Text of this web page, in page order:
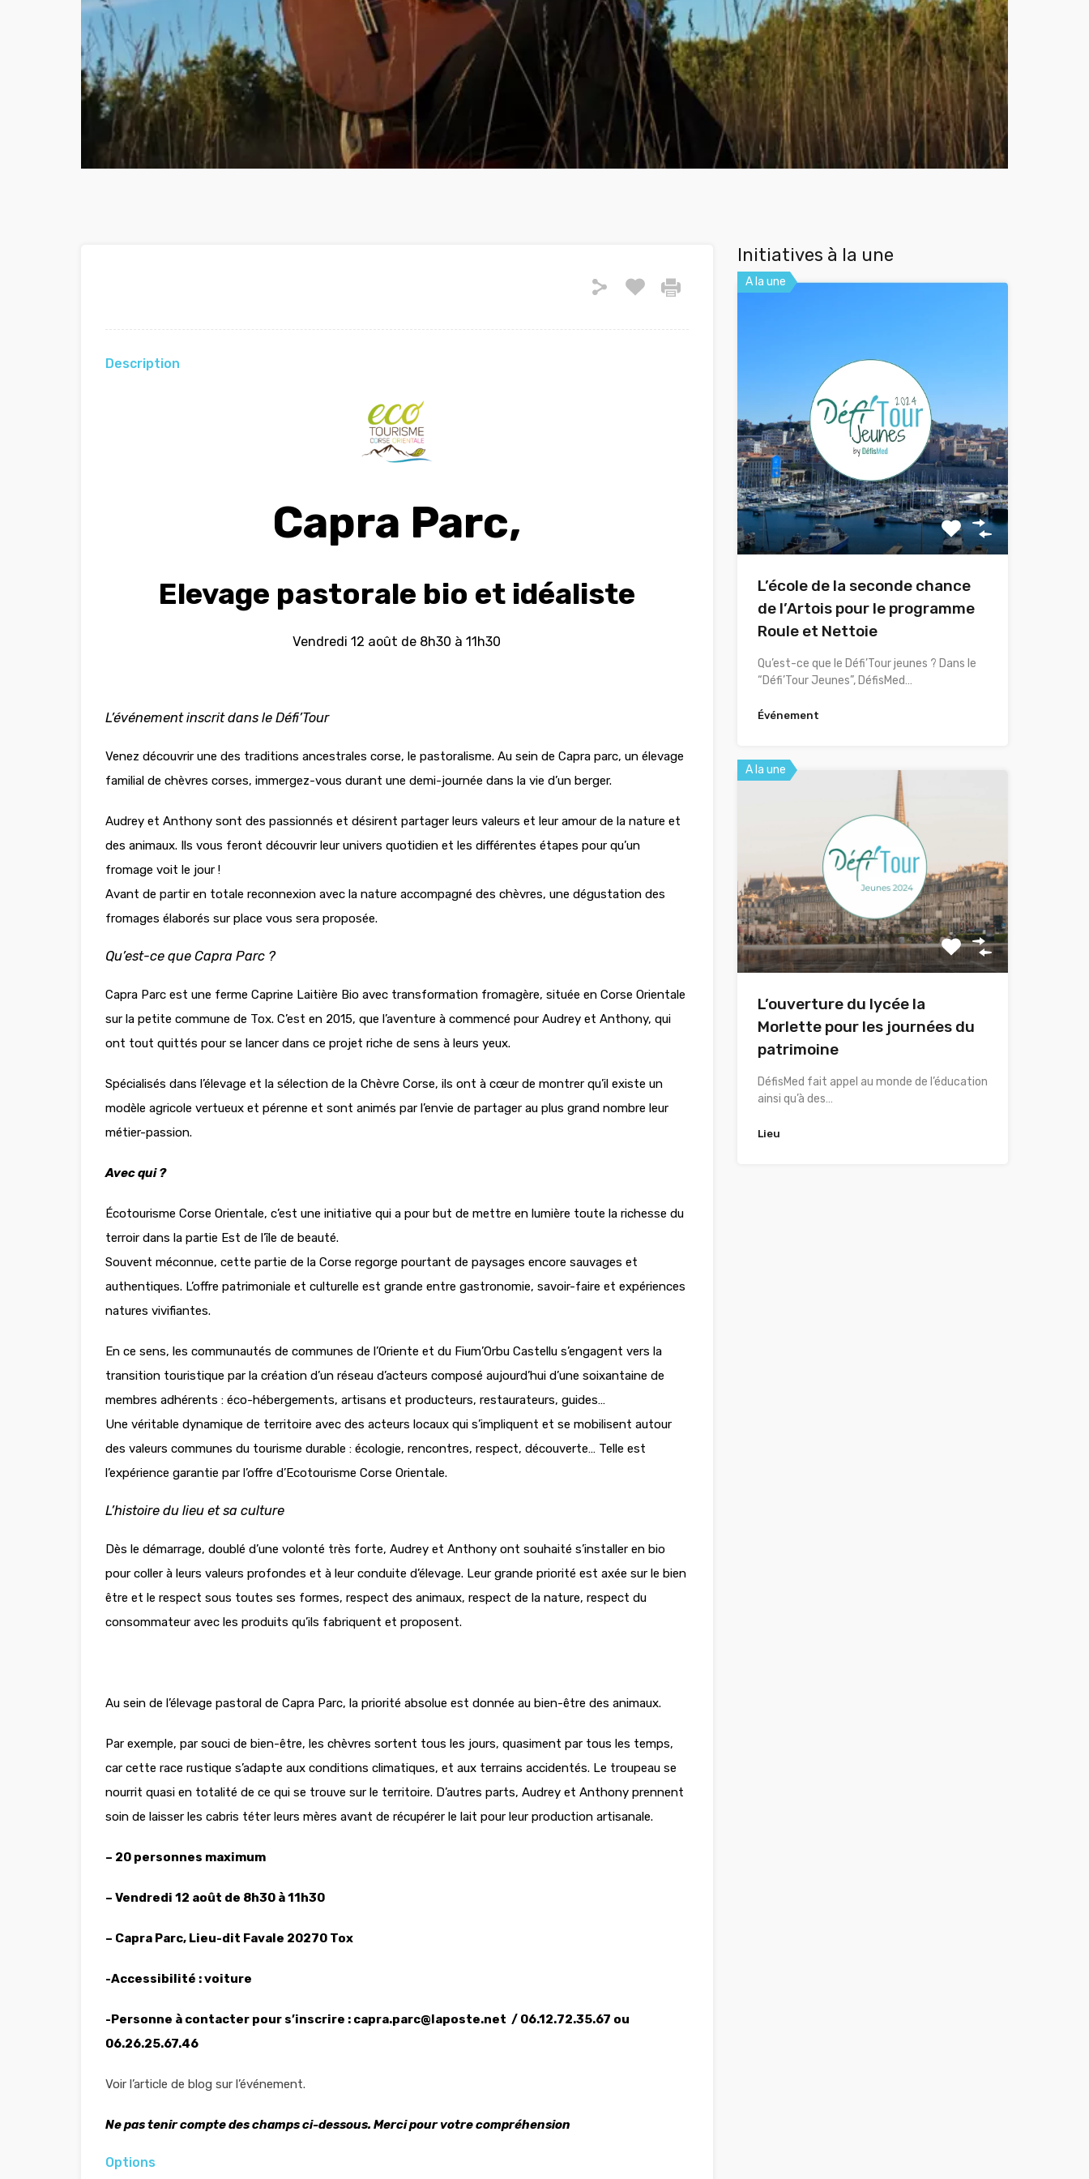
Description
Capra Parc,
Elevage pastorale bio et idéaliste
Vendredi 12 août de 8h30 à 11h30
L’événement inscrit dans le Défi’Tour
Venez découvrir une des traditions ancestrales corse, le pastoralisme. Au sein de Capra parc, un élevage
familial de chèvres corses, immergez-vous durant une demi-journée dans la vie d’un berger.
Audrey et Anthony sont des passionnés et désirent partager leurs valeurs et leur amour de la nature et
des animaux. Ils vous feront découvrir leur univers quotidien et les différentes étapes pour qu’un
fromage voit le jour !
Avant de partir en totale reconnexion avec la nature accompagné des chèvres, une dégustation des
fromages élaborés sur place vous sera proposée.
Qu’est-ce que Capra Parc ?
Capra Parc est une ferme Caprine Laitière Bio avec transformation fromagère, située en Corse Orientale
sur la petite commune de Tox. C’est en 2015, que l’aventure à commencé pour Audrey et Anthony, qui
ont tout quittés pour se lancer dans ce projet riche de sens à leurs yeux.
Spécialisés dans l’élevage et la sélection de la Chèvre Corse, ils ont à cœur de montrer qu’il existe un
modèle agricole vertueux et pérenne et sont animés par l’envie de partager au plus grand nombre leur
métier-passion.
Avec qui ?
Écotourisme Corse Orientale, c’est une initiative qui a pour but de mettre en lumière toute la richesse du
terroir dans la partie Est de l’île de beauté.
Souvent méconnue, cette partie de la Corse regorge pourtant de paysages encore sauvages et
authentiques. L’offre patrimoniale et culturelle est grande entre gastronomie, savoir-faire et expériences
natures vivifiantes.
En ce sens, les communautés de communes de l’Oriente et du Fium’Orbu Castellu s’engagent vers la
transition touristique par la création d’un réseau d’acteurs composé aujourd’hui d’une soixantaine de
membres adhérents : éco-hébergements, artisans et producteurs, restaurateurs, guides…
Une véritable dynamique de territoire avec des acteurs locaux qui s’impliquent et se mobilisent autour
des valeurs communes du tourisme durable : écologie, rencontres, respect, découverte… Telle est
l’expérience garantie par l’offre d’Ecotourisme Corse Orientale.
L’histoire du lieu et sa culture
Dès le démarrage, doublé d’une volonté très forte, Audrey et Anthony ont souhaité s’installer en bio
pour coller à leurs valeurs profondes et à leur conduite d’élevage. Leur grande priorité est axée sur le bien
être et le respect sous toutes ses formes, respect des animaux, respect de la nature, respect du
consommateur avec les produits qu’ils fabriquent et proposent.
Au sein de l’élevage pastoral de Capra Parc, la priorité absolue est donnée au bien-être des animaux.
Par exemple, par souci de bien-être, les chèvres sortent tous les jours, quasiment par tous les temps,
car cette race rustique s’adapte aux conditions climatiques, et aux terrains accidentés. Le troupeau se
nourrit quasi en totalité de ce qui se trouve sur le territoire. D’autres parts, Audrey et Anthony prennent
soin de laisser les cabris téter leurs mères avant de récupérer le lait pour leur production artisanale.
– 20 personnes maximum
– Vendredi 12 août de 8h30 à 11h30
– Capra Parc, Lieu-dit Favale 20270 Tox
-Accessibilité : voiture
-Personne à contacter pour s’inscrire : capra.parc@laposte.net / 06.12.72.35.67 ou
06.26.25.67.46
Voir l’article de blog sur l’événement.
Ne pas tenir compte des champs ci-dessous. Merci pour votre compréhension
Options
Initiatives à la une
A la une
L’école de la seconde chance
de l’Artois pour le programme
Roule et Nettoie
Qu’est-ce que le Défi’Tour jeunes ? Dans le
“Défi’Tour Jeunes”, DéfisMed…
Événement
A la une
L’ouverture du lycée la
Morlette pour les journées du
patrimoine
DéfisMed fait appel au monde de l’éducation
ainsi qu’à des…
Lieu